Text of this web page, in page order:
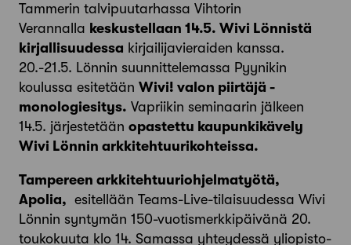
Tammerin talvipuutarhassa Vihtorin
Verannalla keskustellaan 14.5. Wivi Lönnistä
kirjallisuudessa kirjailijavieraiden kanssa.
20.-21.5. Lönnin suunnittelemassa Pyynikin
koulussa esitetään Wivi! valon piirtäjä -
monologiesitys. Vapriikin seminaarin jälkeen
14.5. järjestetään opastettu kaupunkikävely
Wivi Lönnin arkkitehtuurikohteissa.
Tampereen arkkitehtuuriohjelmatyötä,
Apolia, esitellään Teams-Live-tilaisuudessa Wivi
Lönnin syntymän 150-vuotismerkkipäivänä 20.
toukokuuta klo 14. Samassa yhteydessä yliopisto-